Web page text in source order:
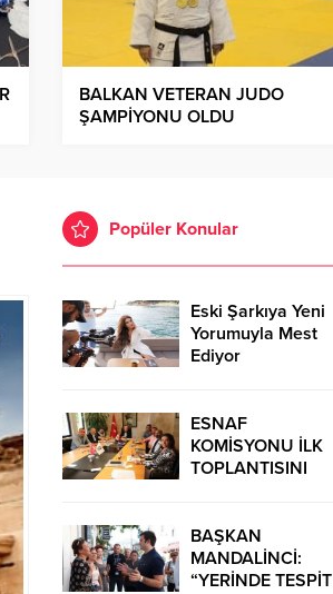
BALKAN VETERAN JUDO
ŞAMPİYONU OLDU
Popüler Konular
Eski Şarkıya Yeni
Yorumuyla Mest
Ediyor
ESNAF
KOMİSYONU İLK
TOPLANTISINI
BAŞKAN
MANDALİNCİ:
“YERİNDE TESPİT